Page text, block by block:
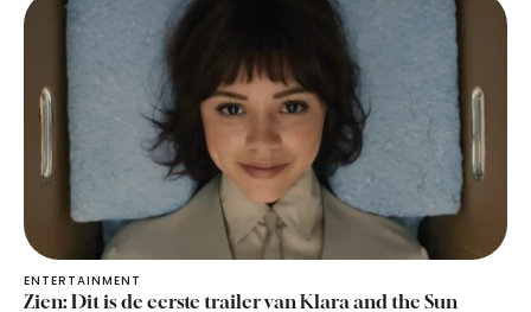
ENTERTAINMENT
Zien: Dit is de eerste trailer van Klara and the Sun